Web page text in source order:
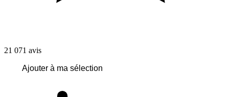
21 071 avis
Ajouter à ma sélection